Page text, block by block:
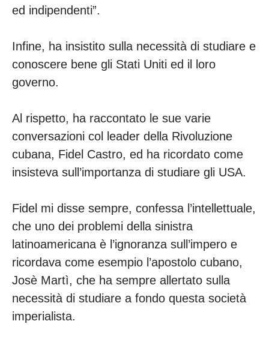
ed indipendenti”.
Infine, ha insistito sulla necessità di studiare e
conoscere bene gli Stati Uniti ed il loro
governo.
Al rispetto, ha raccontato le sue varie
conversazioni col leader della Rivoluzione
cubana, Fidel Castro, ed ha ricordato come
insisteva sull’importanza di studiare gli USA.
Fidel mi disse sempre, confessa l’intellettuale,
che uno dei problemi della sinistra
latinoamericana è l’ignoranza sull’impero e
ricordava come esempio l’apostolo cubano,
Josè Martì, che ha sempre allertato sulla
necessità di studiare a fondo questa società
imperialista.